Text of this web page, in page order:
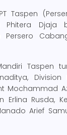
Taspen
Phitera Djaja
Persero
Taspen
Mochammad
Erlina Rusda,
Arief